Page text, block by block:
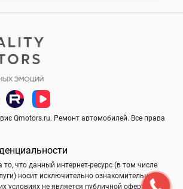
Qmotors.ru. Ремонт автомобилей. Все права
что данный интернет-ресурс (в том числе
носит исключительно ознакомительный
условиях не является публичной офертой,